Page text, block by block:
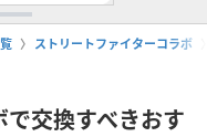
ストリートファイターコラボ
交換すべきおす